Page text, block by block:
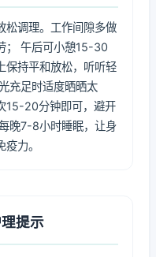
松调理。工作间隙多做
； 午后可小憩15-30
保持平和放松，听听轻
充足时适度晒晒太
15-20分钟即可，避开
晚7-8小时睡眠，让身
力。
提示